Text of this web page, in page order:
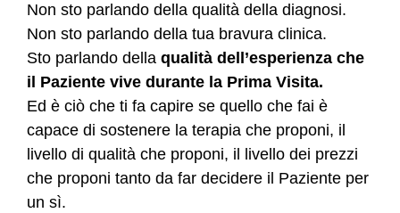
Non sto parlando della qualità della diagnosi.
Non sto parlando della tua bravura clinica.
Sto parlando della qualità dell’esperienza che
il Paziente vive durante la Prima Visita.
Ed è ciò che ti fa capire se quello che fai è
capace di sostenere la terapia che proponi, il
livello di qualità che proponi, il livello dei prezzi
che proponi tanto da far decidere il Paziente per
un sì.